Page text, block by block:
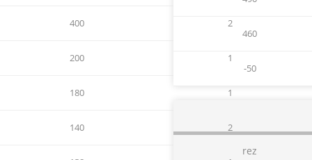
400 2
200 1
180 1
140 2
460
-50
rez